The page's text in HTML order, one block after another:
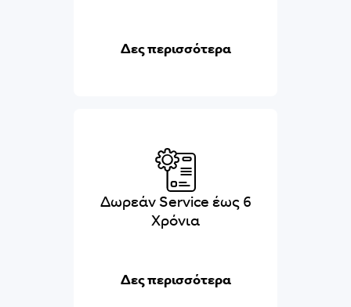
Δες περισσότερα
Δωρεάν Service έως 6
Χρόνια
Δες περισσότερα